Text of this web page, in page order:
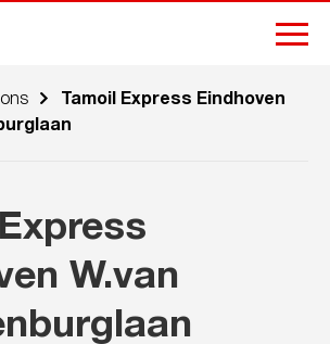
Tamoil Express Eindhoven
W.van